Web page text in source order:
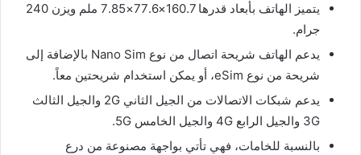
يتميز الهاتف بأبعاد قدرها 160.7×77.6×7.85 ملم ويزن 240
جرام.
يدعم الهاتف شريحة اتصال من نوع Nano Sim بالإضافة إلى
شريحة من نوع eSim، أو يمكن استخدام شريحتين معاً.
يدعم شبكات الاتصالات من الجيل الثاني 2G والجيل الثالث
3G والجيل الرابع 4G والجيل الخامس 5G.
بالنسبة للخامات، فهي تأتي بواجهة مصنوعة من درع